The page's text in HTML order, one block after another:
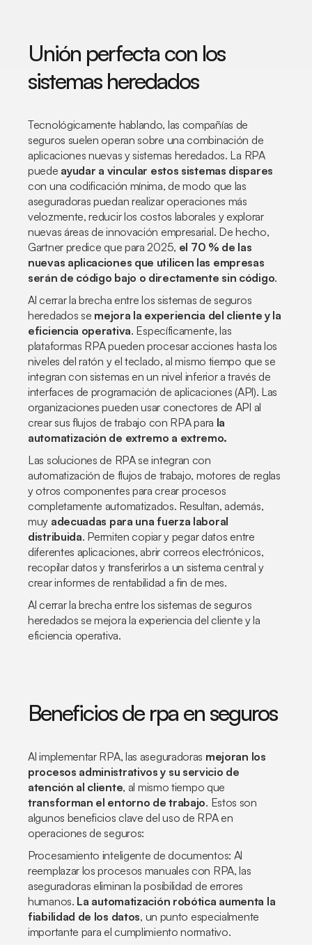
Unión perfecta con los
sistemas heredados
Tecnológicamente hablando, las compañías de
seguros suelen operan sobre una combinación de
aplicaciones nuevas y sistemas heredados. La RPA
puede ayudar a vincular estos sistemas dispares
con una codificación mínima, de modo que las
aseguradoras puedan realizar operaciones más
velozmente, reducir los costos laborales y explorar
nuevas áreas de innovación empresarial. De hecho,
Gartner predice que para 2025, el 70 % de las
nuevas aplicaciones que utilicen las empresas
serán de código bajo o directamente sin código.
Al cerrar la brecha entre los sistemas de seguros
heredados se mejora la experiencia del cliente y la
eficiencia operativa. Específicamente, las
plataformas RPA pueden procesar acciones hasta los
niveles del ratón y el teclado, al mismo tiempo que se
integran con sistemas en un nivel inferior a través de
interfaces de programación de aplicaciones (API). Las
organizaciones pueden usar conectores de API al
crear sus flujos de trabajo con RPA para la
automatización de extremo a extremo.
Las soluciones de RPA se integran con
automatización de flujos de trabajo, motores de reglas
y otros componentes para crear procesos
completamente automatizados. Resultan, además,
muy adecuadas para una fuerza laboral
distribuida. Permiten copiar y pegar datos entre
diferentes aplicaciones, abrir correos electrónicos,
recopilar datos y transferirlos a un sistema central y
crear informes de rentabilidad a fin de mes.
Al cerrar la brecha entre los sistemas de seguros
heredados se mejora la experiencia del cliente y la
eficiencia operativa.
Beneficios de rpa en seguros
Al implementar RPA, las aseguradoras mejoran los
procesos administrativos y su servicio de
atención al cliente, al mismo tiempo que
transforman el entorno de trabajo. Estos son
algunos beneficios clave del uso de RPA en
operaciones de seguros:
Procesamiento inteligente de documentos: Al
reemplazar los procesos manuales con RPA, las
aseguradoras eliminan la posibilidad de errores
humanos. La automatización robótica aumenta la
fiabilidad de los datos, un punto especialmente
importante para el cumplimiento normativo.